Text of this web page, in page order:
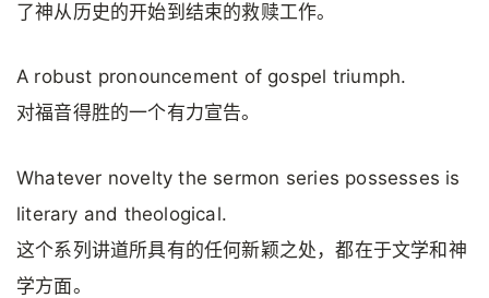
了神从历史的开始到结束的救赎工作。
A robust pronouncement of gospel triumph.
对福音得胜的一个有力宣告。
Whatever novelty the sermon series possesses is
literary and theological.
这个系列讲道所具有的任何新颖之处，都在于文学和神
学方面。